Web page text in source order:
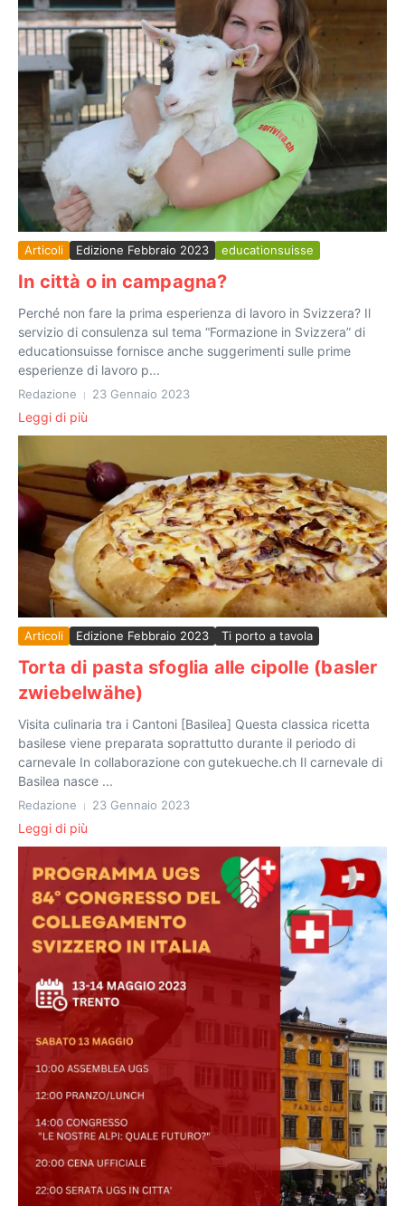
Articoli Edizione Febbraio 2023 educationsuisse
In città o in campagna?
Perché non fare la prima esperienza di lavoro in Svizzera? Il
servizio di consulenza sul tema “Formazione in Svizzera” di
educationsuisse fornisce anche suggerimenti sulle prime
esperienze di lavoro p...
Redazione 23 Gennaio 2023
Leggi di più
Articoli Edizione Febbraio 2023 Ti porto a tavola
Torta di pasta sfoglia alle cipolle (basler
zwiebelwähe)
Visita culinaria tra i Cantoni [Basilea] Questa classica ricetta
basilese viene preparata soprattutto durante il periodo di
carnevale In collaborazione con gutekueche.ch Il carnevale di
Basilea nasce ...
Redazione 23 Gennaio 2023
Leggi di più